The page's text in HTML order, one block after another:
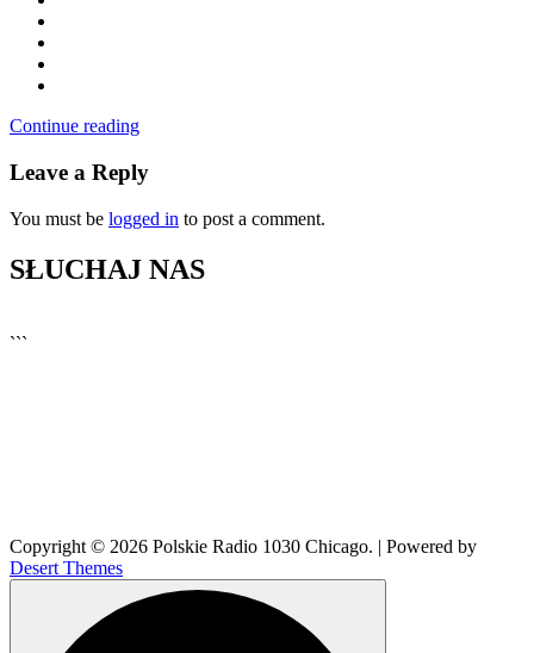
Continue reading
Leave a Reply
You must be logged in to post a comment.
SŁUCHAJ NAS
```
Copyright © 2026 Polskie Radio 1030 Chicago. | Powered by
Desert Themes